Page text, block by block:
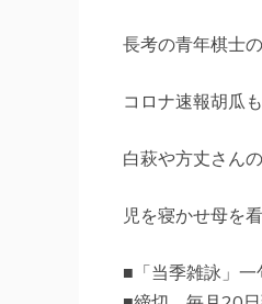
長考の青
コロナ速報
白萩や方丈
児を寝かせ
■「当季雑詠」